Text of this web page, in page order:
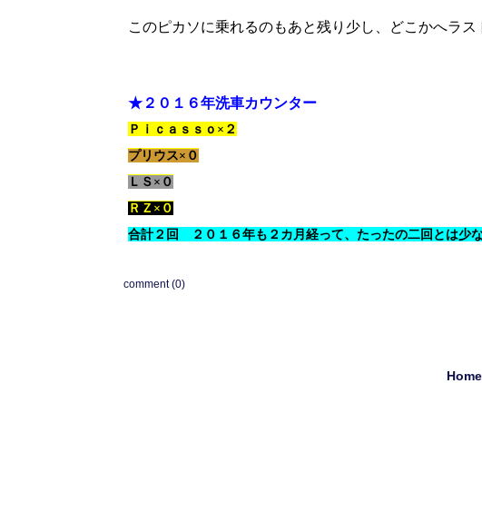
このピカソに乗れるのもあと残り少し、どこかへラス
★２０１６年洗車カウンター
Ｐｉｃａｓｓｏ×２
プリウス×０
ＬＳ×０
ＲＺ×０
合計２回 ２０１６年も２カ月経って、たったの二回とは少な
comment (0)
Home